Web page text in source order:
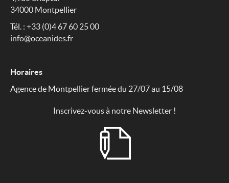
34000 Montpellier
Tél. : +33 (0)4 67 60 25 00
info@oceanides.fr
Horaires
Agence de Montpellier fermée du 27/07 au 15/08
Inscrivez-vous à notre Newsletter !